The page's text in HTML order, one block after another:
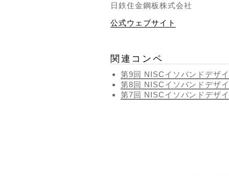
日鉄住金鋼板株式会社
公式ウェブサイト
関連コンペ
第9回 NISCイソバンドデザ
第8回 NISCイソバンドデザ
第7回 NISCイソバンドデザ